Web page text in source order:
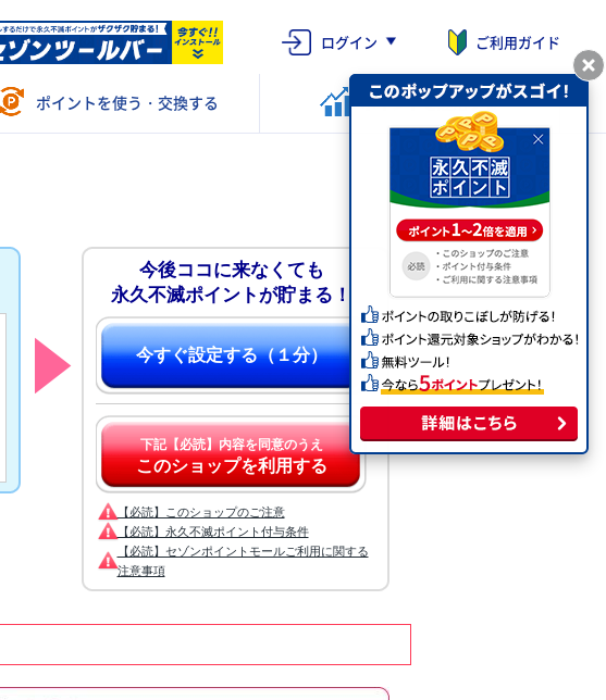
ログイン ご利用ガイド
ポイントを使う・交換する ポイントを運用する
今後ココに来なくても
永久不滅ポイントが貯まる！
今すぐ設定する（１分）
下記【必読】内容を同意のうえ
このショップを利用する
【必読】このショップのご注意
【必読】永久不滅ポイント付与条件
【必読】セゾンポイントモールご利用に関する
注意事項